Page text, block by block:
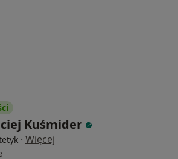
Kuśmider
· Więcej